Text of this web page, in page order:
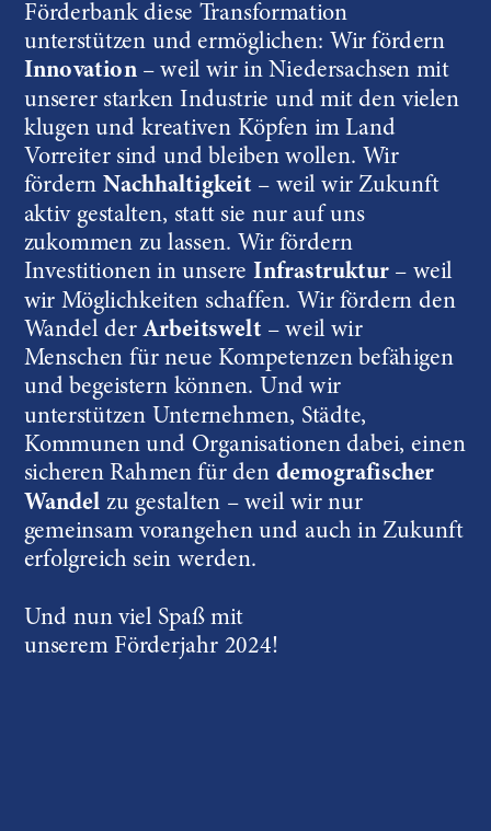
Förderbank diese Transformation
unterstützen und ermöglichen: Wir fördern
Innovation – weil wir in Niedersachsen mit
unserer starken Industrie und mit den vielen
klugen und kreativen Köpfen im Land
Vorreiter sind und bleiben wollen. Wir
fördern Nachhaltigkeit – weil wir Zukunft
aktiv gestalten, statt sie nur auf uns
zukommen zu lassen. Wir fördern
Investitionen in unsere Infrastruktur – weil
wir Möglichkeiten schaffen. Wir fördern den
Wandel der Arbeitswelt – weil wir
Menschen für neue Kompetenzen befähigen
und begeistern können. Und wir
unterstützen Unternehmen, Städte,
Kommunen und Organisationen dabei, einen
sicheren Rahmen für den demografischer
Wandel zu gestalten – weil wir nur
gemeinsam vorangehen und auch in Zukunft
erfolgreich sein werden.
Und nun viel Spaß mit
unserem Förderjahr 2024!